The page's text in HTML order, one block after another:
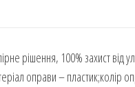
рішення, 100% захист від
оправи – пластик;колір